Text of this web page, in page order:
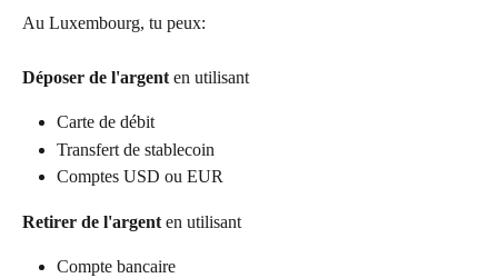
Au Luxembourg, tu peux:
Déposer de l'argent en utilisant
Carte de débit
Transfert de stablecoin
Comptes USD ou EUR
Retirer de l'argent en utilisant
Compte bancaire